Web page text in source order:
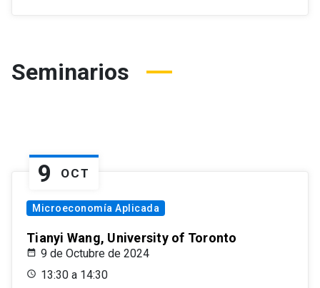
Seminarios
9 OCT
Microeconomía Aplicada
Tianyi Wang, University of Toronto
9 de Octubre de 2024
13:30 a 14:30